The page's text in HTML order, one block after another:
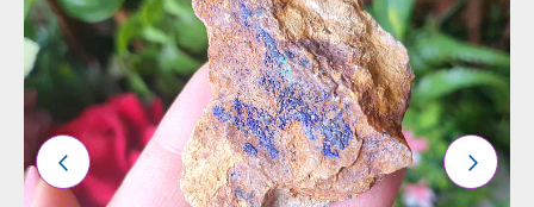
OS
FAVORITOS
ANTERIOR